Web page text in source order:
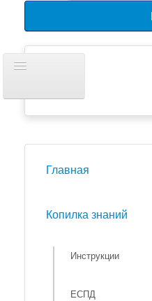
навигацию
Новости
Главная
Копилка знаний
Инструкции
ЕСПД